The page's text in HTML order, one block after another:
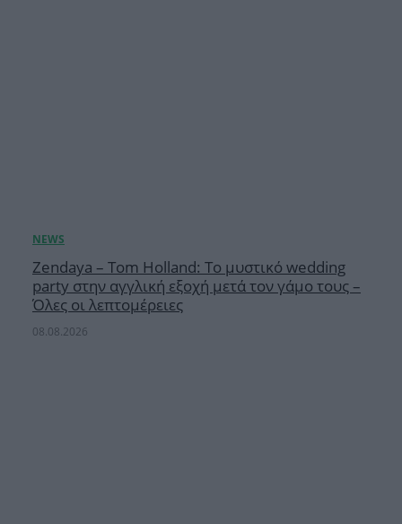
Zendaya – Tom Holland: Το μυστικό wedding
party στην αγγλική εξοχή μετά τον γάμο τους –
Όλες οι λεπτομέρειες
08.08.2026